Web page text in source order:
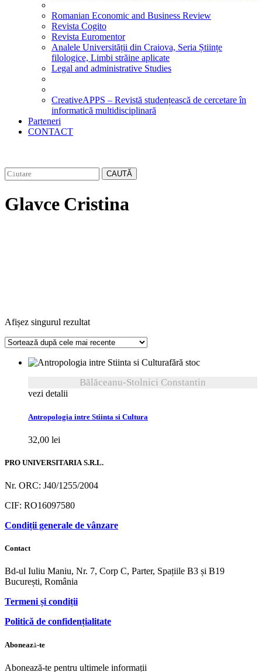
Romanian Economic and Business Review
Revista Cogito
Revista Euromentor
Analele Universității din Craiova, Seria Științe
filologice, Limbi străine aplicate
Legal and administrative Studies
CreativeAPPS – Revistă studențească de cercetare în
informatică multidisciplinară
Parteneri
CONTACT
CAUTĂ
Glavce Cristina
Afișez singurul rezultat
fără stoc
Bălăceanu-Stolnici Constantin
vezi detalii
Antropologia intre Stiinta si Cultura
32,00 lei
PRO UNIVERSITARIA S.R.L.
Nr. ORC: J40/1255/2004
CIF: RO16097580
Condiții generale de vânzare
Contact
Bd-ul Iuliu Maniu, Nr. 7, Corp C, Parter, Spațiile B3 și B19
București, România
Termeni și condiții
Politică de confidențialitate
Abonează-te
Abonează-te pentru ultimele informații